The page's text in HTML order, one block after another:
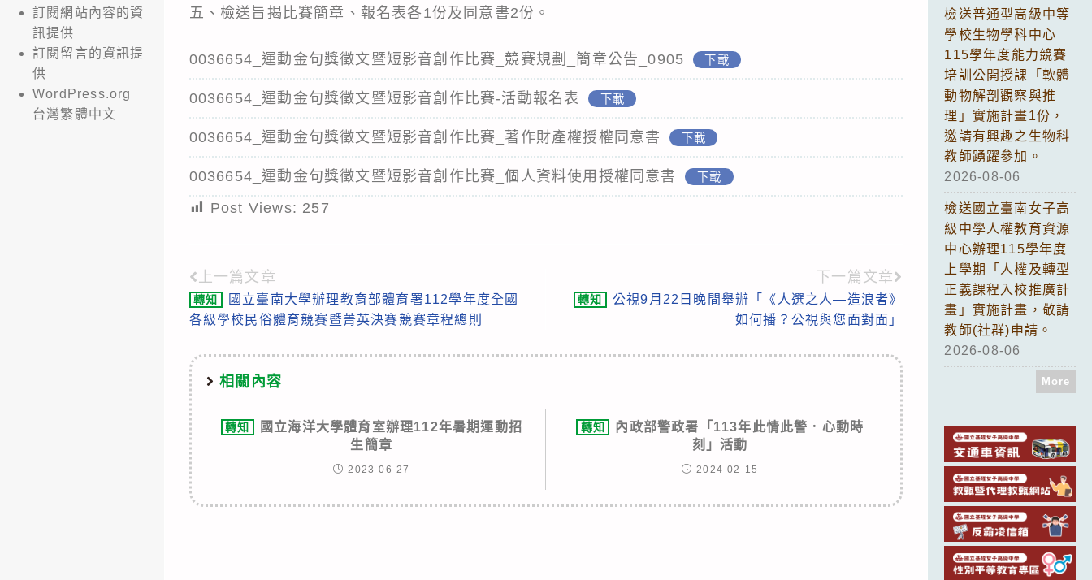
五、檢送旨揭比賽簡章、報名表各1份及同意書2份。
0036654_運動金句獎徵文暨短影音創作比賽_競賽規劃_簡章公告_0905 下載
0036654_運動金句獎徵文暨短影音創作比賽-活動報名表 下載
0036654_運動金句獎徵文暨短影音創作比賽_著作財產權授權同意書 下載
0036654_運動金句獎徵文暨短影音創作比賽_個人資料使用授權同意書 下載
Post Views: 257
Read
more
上一篇文章
轉知
國立臺南大學辦理教育部體育署112學年度全國
各級學校民俗體育競賽暨菁英決賽競賽章程總則
下一篇文章
轉知
公視9月22日晚間舉辦「《人選之人—造浪者》
如何播？公視與您面對面」
相關內容
轉知
國立海洋大學體育室辦理112年暑期運動招
生簡章
2023-06-27
轉知
內政部警政署「113年此情此警．心動時
刻」活動
2024-02-15
訂閱網站內容的資
訊提供
訂閱留言的資訊提
供
WordPress.org
台灣繁體中文
檢送普通型高級中等
學校生物學科中心
115學年度能力競賽
培訓公開授課「軟體
動物解剖觀察與推
理」實施計畫1份，
邀請有興趣之生物科
教師踴躍參加。
2026-08-06
檢送國立臺南女子高
級中學人權教育資源
中心辦理115學年度
上學期「人權及轉型
正義課程入校推廣計
畫」實施計畫，敬請
教師(社群)申請。
2026-08-06
More